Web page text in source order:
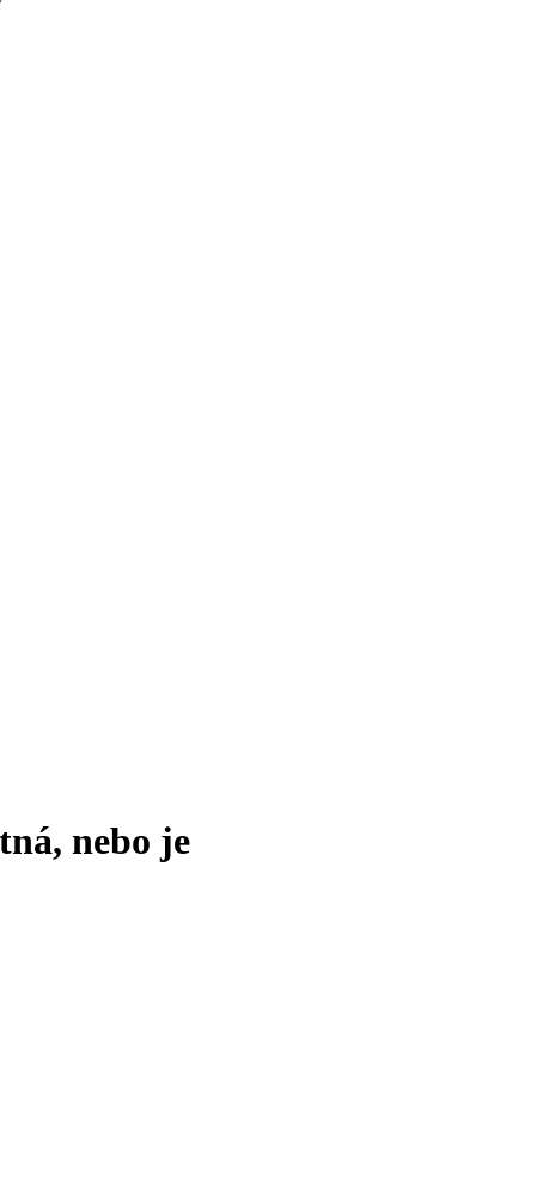
nebo je